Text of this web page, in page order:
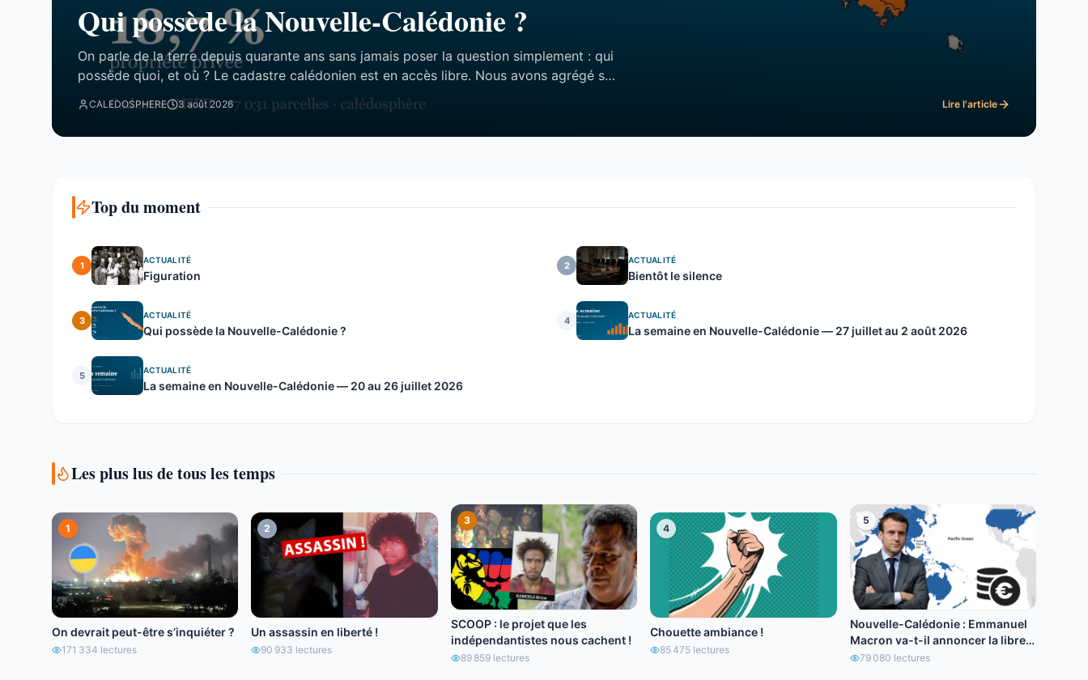
Qui possède la Nouvelle-Calédonie ?
On parle de la terre depuis quarante ans sans jamais poser la question simplement : qui
possède quoi, et où ? Le cadastre calédonien est en accès libre. Nous avons agrégé ses
77 031 parcelles. Le résultat tient en trois chiffres — et aucun des trois n’est celui qu’on
attend. Trois blocs, et un malentendu ...
CALEDOSPHERE 3 août 2026 Lire l'article
Top du moment
1
ACTUALITÉ
Figuration
2
ACTUALITÉ
Bientôt le silence
3
ACTUALITÉ
Qui possède la Nouvelle-Calédonie ?
4
ACTUALITÉ
La semaine en Nouvelle-Calédonie — 27 juillet au 2 août 2026
5
ACTUALITÉ
La semaine en Nouvelle-Calédonie — 20 au 26 juillet 2026
Les plus lus de tous les temps
1
On devrait peut-être s’inquiéter ?
171 334 lectures
2
Un assassin en liberté !
90 933 lectures
3
SCOOP : le projet que les
indépendantistes nous cachent !
89 859lectures
4
Chouette ambiance !
85 475 lectures
5
Nouvelle-Calédonie : Emmanuel
Macron va-t-il annoncer la libre
circulation de l’euro ?
79 080 lectures